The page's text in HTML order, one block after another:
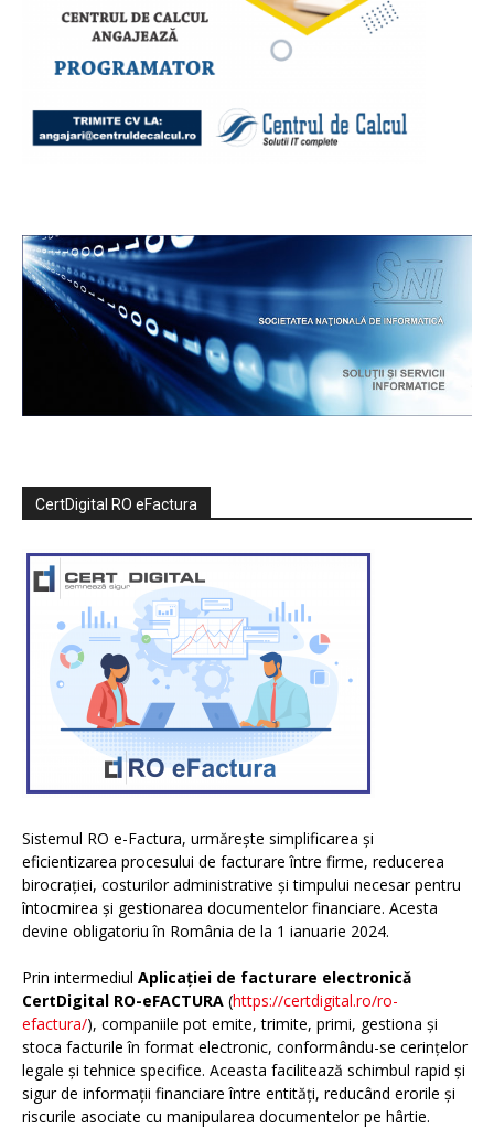
CertDigital RO eFactura
Sistemul RO e-Factura, urmărește simplificarea și
eficientizarea procesului de facturare între firme, reducerea
birocrației, costurilor administrative și timpului necesar pentru
întocmirea și gestionarea documentelor financiare. Acesta
devine obligatoriu în România de la 1 ianuarie 2024.
Prin intermediul Aplicației de facturare electronică
CertDigital RO-eFACTURA (https://certdigital.ro/ro-
efactura/), companiile pot emite, trimite, primi, gestiona și
stoca facturile în format electronic, conformându-se cerințelor
legale și tehnice specifice. Aceasta facilitează schimbul rapid și
sigur de informații financiare între entități, reducând erorile și
riscurile asociate cu manipularea documentelor pe hârtie.